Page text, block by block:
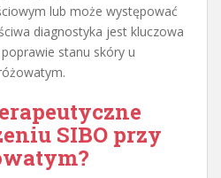
lub może występować
diagnostyka jest kluczowa
stanu skóry u
SIBO przy